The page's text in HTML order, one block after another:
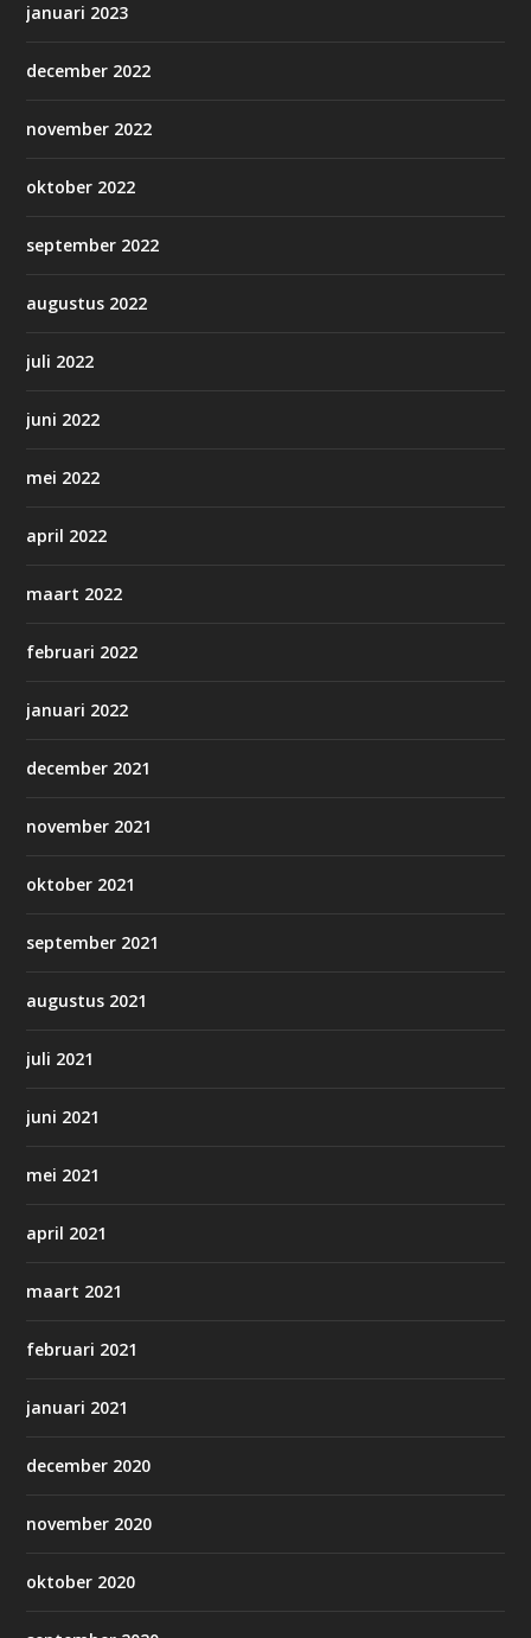
januari 2023
december 2022
november 2022
oktober 2022
september 2022
augustus 2022
juli 2022
juni 2022
mei 2022
april 2022
maart 2022
februari 2022
januari 2022
december 2021
november 2021
oktober 2021
september 2021
augustus 2021
juli 2021
juni 2021
mei 2021
april 2021
maart 2021
februari 2021
januari 2021
december 2020
november 2020
oktober 2020